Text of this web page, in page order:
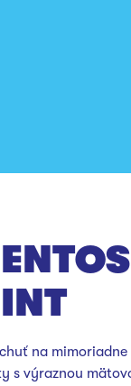
na mimoriadne
s výraznou